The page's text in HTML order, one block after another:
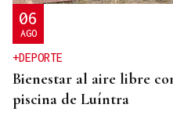
06
AGO
+DEPORTE
Bienestar al aire libre
piscina de Luíntra